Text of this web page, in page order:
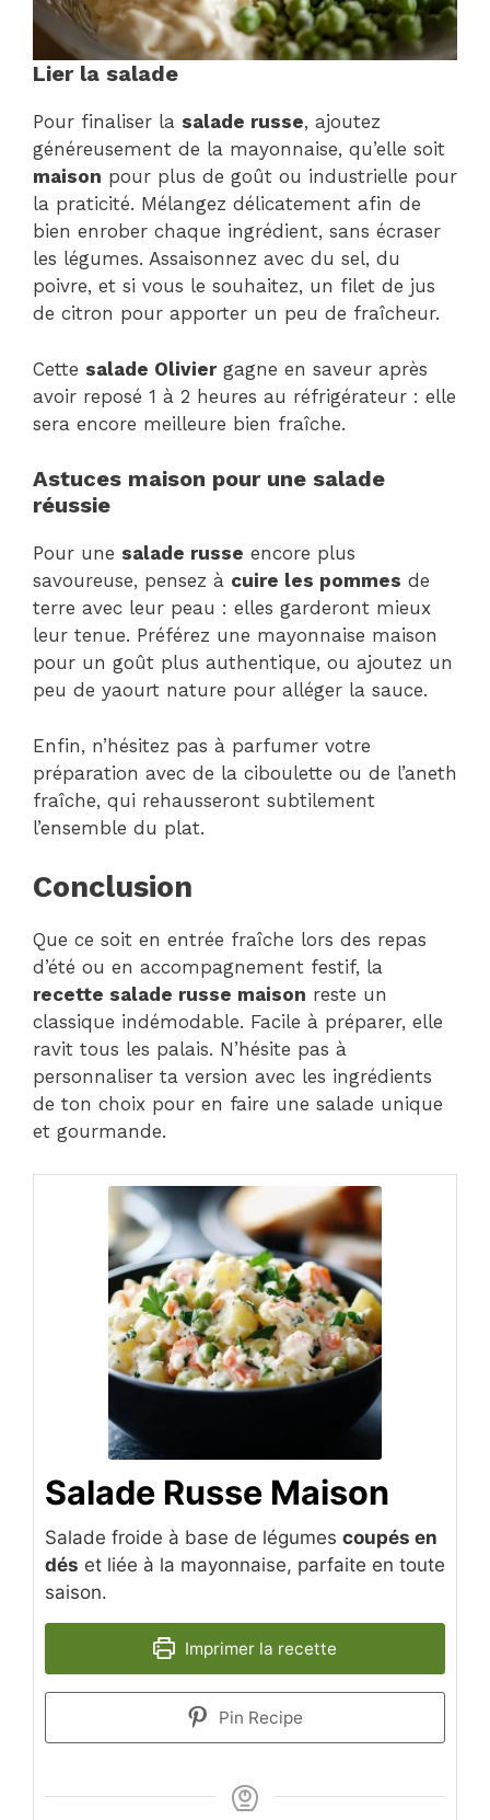
Lier la salade
Pour finaliser la salade russe, ajoutez
généreusement de la mayonnaise, qu’elle soit
maison pour plus de goût ou industrielle pour
la praticité. Mélangez délicatement afin de
bien enrober chaque ingrédient, sans écraser
les légumes. Assaisonnez avec du sel, du
poivre, et si vous le souhaitez, un filet de jus
de citron pour apporter un peu de fraîcheur.
Cette salade Oliviergagne en saveur après
avoir reposé 1 à 2 heures au réfrigérateur : elle
sera encore meilleure bien fraîche.
Astuces maison pour une salade
réussie
Pour une salade russe encore plus
savoureuse, pensez à cuire les pommes de
terre avec leur peau : elles garderont mieux
leur tenue. Préférez une mayonnaise maison
pour un goût plus authentique, ou ajoutez un
peu de yaourt nature pour alléger la sauce.
Enfin, n’hésitez pas à parfumer votre
préparation avec de la ciboulette ou de l’aneth
fraîche, qui rehausseront subtilement
l’ensemble du plat.
Conclusion
Que ce soit en entrée fraîche lors des repas
d’été ou en accompagnement festif, la
recette salade russe maison reste un
classique indémodable. Facile à préparer, elle
ravit tous les palais. N’hésite pas à
personnaliser ta version avec les ingrédients
de ton choix pour en faire une salade unique
et gourmande.
Salade Russe Maison
Salade froide à base de légumes coupés en
dés et liée à la mayonnaise, parfaite en toute
saison.
Imprimer la recette
Pin Recipe